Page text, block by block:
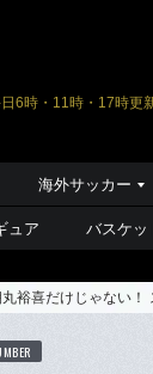
6時・11時・17時更
海外サッカー
ュア バスケッ
裕喜だけじゃない